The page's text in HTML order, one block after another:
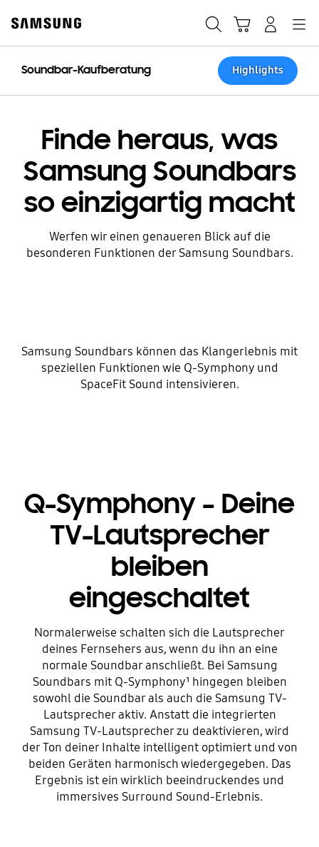
content
accessibility
help
Soundbar-Kaufberatung Highlights
Finde heraus, was
Samsung Soundbars
so einzigartig macht
Werfen wir einen genaueren Blick auf die
besonderen Funktionen der Samsung Soundbars.
Samsung Soundbars können das Klangerlebnis mit
speziellen Funktionen wie Q-Symphony und
SpaceFit Sound intensivieren.
Q-Symphony – Deine
TV-Lautsprecher
bleiben
eingeschaltet
Normalerweise schalten sich die Lautsprecher
deines Fernsehers aus, wenn du ihn an eine
normale Soundbar anschließt. Bei Samsung
Soundbars mit Q-Symphony¹ hingegen bleiben
sowohl die Soundbar als auch die Samsung TV-
Lautsprecher aktiv. Anstatt die integrierten
Samsung TV-Lautsprecher zu deaktivieren, wird
der Ton deiner Inhalte intelligent optimiert und von
beiden Geräten harmonisch wiedergegeben. Das
Ergebnis ist ein wirklich beeindruckendes und
immersives Surround Sound-Erlebnis.